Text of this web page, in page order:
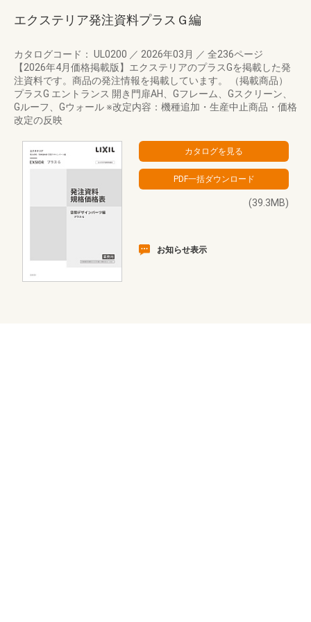
エクステリア発注資料プラスＧ編
カタログコード： UL0200 ／ 2026年03月 ／ 全236ページ
【2026年4月価格掲載版】エクステリアのプラスGを掲載した発
注資料です。商品の発注情報を掲載しています。 （掲載商品）
プラスG エントランス 開き門扉AH、Gフレーム、Gスクリーン、
Gルーフ、Gウォール ※改定内容：機種追加・生産中止商品・価格
改定の反映
(39.3MB)
お知らせ表示